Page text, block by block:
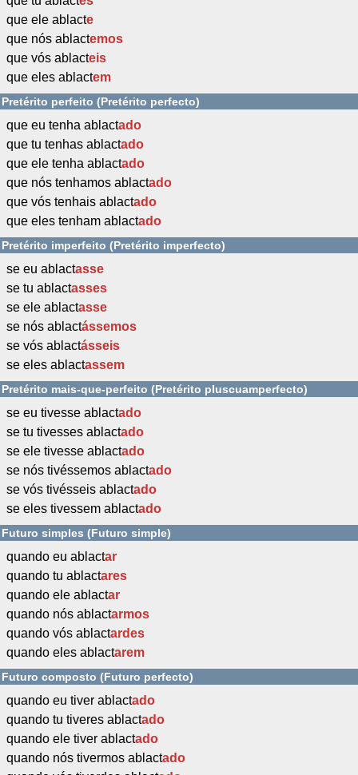
que ele ablacte
que nós ablactemos
que vós ablacteis
que eles ablactem
Pretérito perfeito (Pretérito perfecto)
que eu tenha ablactado
que tu tenhas ablactado
que ele tenha ablactado
que nós tenhamos ablactado
que vós tenhais ablactado
que eles tenham ablactado
Pretérito imperfeito (Pretérito imperfecto)
se eu ablactasse
se tu ablactasses
se ele ablactasse
se nós ablactássemos
se vós ablactásseis
se eles ablactassem
Pretérito mais-que-perfeito (Pretérito pluscuamperfecto)
se eu tivesse ablactado
se tu tivesses ablactado
se ele tivesse ablactado
se nós tivéssemos ablactado
se vós tivésseis ablactado
se eles tivessem ablactado
Futuro simples (Futuro simple)
quando eu ablactar
quando tu ablactares
quando ele ablactar
quando nós ablactarmos
quando vós ablactardes
quando eles ablactarem
Futuro composto (Futuro perfecto)
quando eu tiver ablactado
quando tu tiveres ablactado
quando ele tiver ablactado
quando nós tivermos ablactado